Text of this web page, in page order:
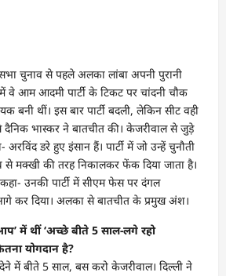
चुनाव से पहले अलका लांबा अपनी पुरानी
वे आम आदमी पार्टी के टिकट पर चांदनी चौक
बनी थीं। इस बार पार्टी बदली, लेकिन सीट वही
दैनिक भास्कर ने बातचीत की। केजरीवाल से जुड़े
डरे हुए इंसान हैं। पार्टी में जो उन्हें चुनौती
मक्खी की तरह निकालकर फेंक दिया जाता है।
उनकी पार्टी में सीएम फेस पर दंगल
कर दिया। अलका से बातचीत के प्रमुख अंश।
में थीं ‘अच्छे बीते 5 साल-लगे रहो
योगदान है?
में बीते 5 साल, बस करो केजरीवाल। दिल्ली ने